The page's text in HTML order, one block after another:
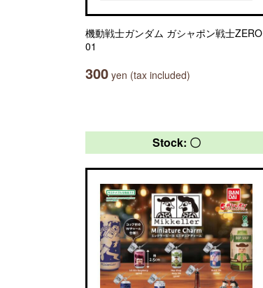
機動戦士ガンダム ガシャポン戦士ZERO
01
300 yen (tax included)
Stock: 〇